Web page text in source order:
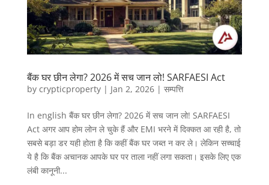
बैंक घर छीन लेगा? 2026 में सच जान लो! SARFAESI Act
by crypticproperty| Jan 2, 2026| सम्पत्ति
In english बैंक घर छीन लेगा? 2026 में सच जान लो! SARFAESI
Act अगर आप होम लोन ले चुके हैं और EMI भरने में दिक्कत आ रही है, तो
सबसे बड़ा डर यही होता है कि कहीं बैंक घर जब्त न कर ले। लेकिन सच्चाई
ये है कि बैंक अचानक आपके घर पर ताला नहीं लगा सकता। इसके लिए एक
लंबी कानूनी...